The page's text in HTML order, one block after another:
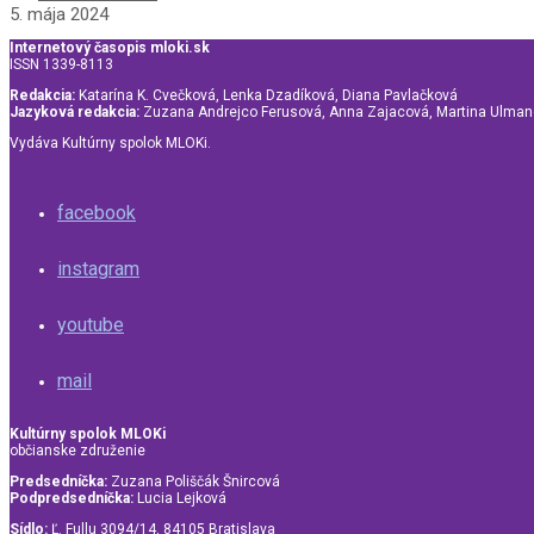
5. mája 2024
Internetový časopis mloki.sk
ISSN 1339-8113
Redakcia: Katarína K. Cvečková, Lenka Dzadíková, Diana Pavlačková
Jazyková redakcia: Zuzana Andrejco Ferusová, Anna Zajacová, Martina
Vydáva Kultúrny spolok MLOKi.
facebook
instagram
youtube
mail
Kultúrny spolok MLOKi
občianske združenie
Predsedníčka: Zuzana Poliščák Šnircová
Podpredsedníčka: Lucia Lejková
Sídlo: Ľ. Fullu 3094/14, 84105 Bratislava